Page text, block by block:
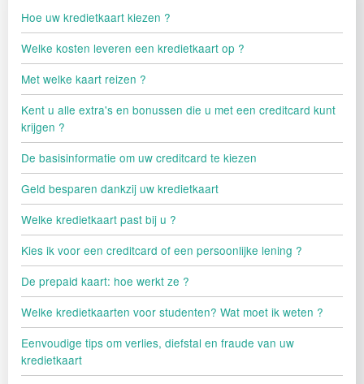
Hoe uw kredietkaart kiezen ?
Welke kosten leveren een kredietkaart op ?
Met welke kaart reizen ?
Kent u alle extra's en bonussen die u met een creditcard kunt
krijgen ?
De basisinformatie om uw creditcard te kiezen
Geld besparen dankzij uw kredietkaart
Welke kredietkaart past bij u ?
Kies ik voor een creditcard of een persoonlijke lening ?
De prepaid kaart: hoe werkt ze ?
Welke kredietkaarten voor studenten? Wat moet ik weten ?
Eenvoudige tips om verlies, diefstal en fraude van uw
kredietkaart